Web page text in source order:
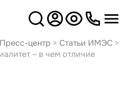
Версия
для слабовидящих
Пресс-центр > Статьи ИМЭС>
– в чем отличие